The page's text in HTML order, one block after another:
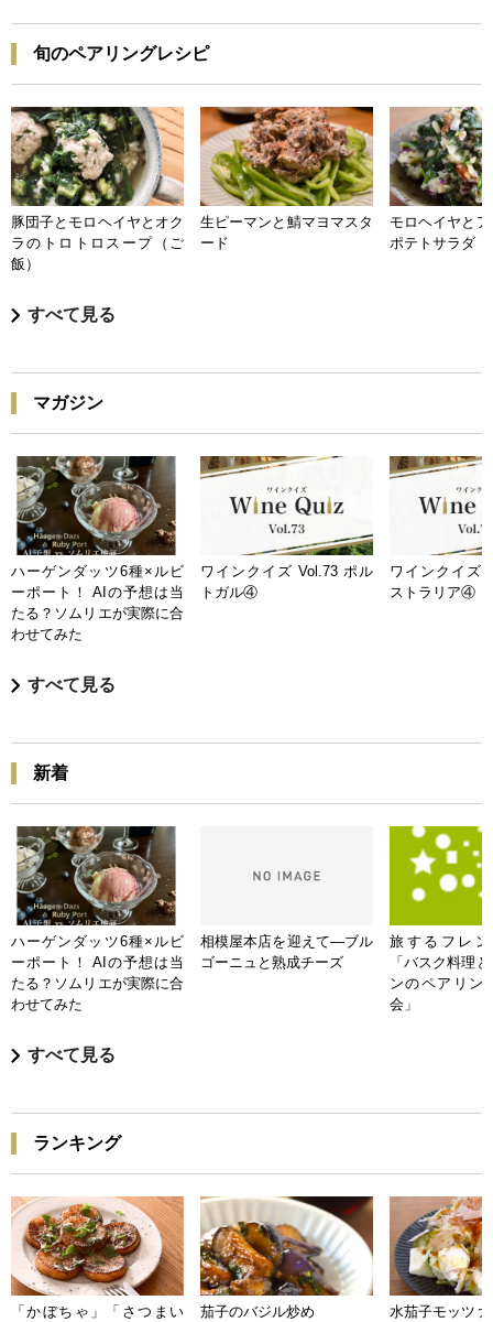
旬のペアリングレシピ
豚団子とモロヘイヤとオク
ラのトロトロスープ（ご
飯）
生ピーマンと鯖マヨマスタ
ード
モロヘイヤと
ポテトサラダ
すべて見る
マガジン
ハーゲンダッツ6種×ルビ
ーポート！ AIの予想は当
たる？ソムリエが実際に合
わせてみた
ワインクイズ Vol.73 ポル
トガル④
ワインクイズ
ストラリア④
すべて見る
新着
ハーゲンダッツ6種×ルビ
ーポート！ AIの予想は当
たる？ソムリエが実際に合
わせてみた
相模屋本店を迎えて―ブル
ゴーニュと熟成チーズ
旅するフレン
「バスク料理
ンのペアリン
会」
すべて見る
ランキング
「かぼちゃ」「さつまい
茄子のバジル炒め 水茄子モッツァ